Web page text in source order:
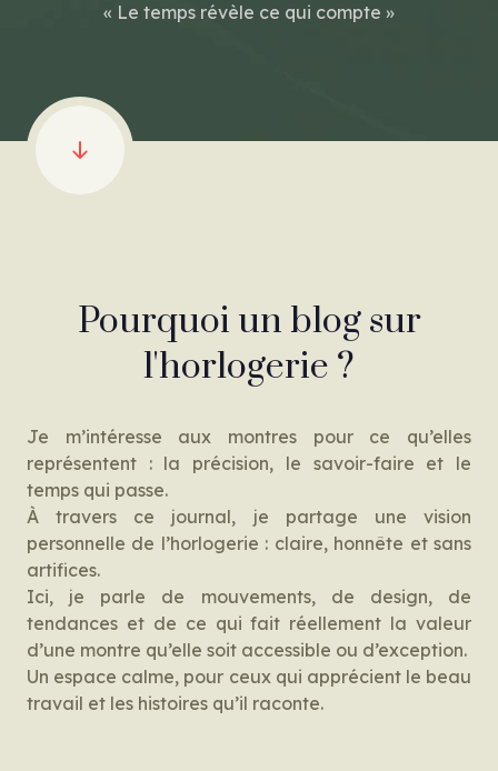
« Le temps révèle ce qui compte »
— DESCENDRE — ME DÉCOUVRIR
Pourquoi un blog sur
l'horlogerie ?
Je m’intéresse aux montres pour ce qu’elles
représentent : la précision, le savoir-faire et le
temps qui passe.
À travers ce journal, je partage une vision
personnelle de l’horlogerie : claire, honnête et sans
artifices.
Ici, je parle de mouvements, de design, de
tendances et de ce qui fait réellement la valeur
d’une montre qu’elle soit accessible ou d’exception.
Un espace calme, pour ceux qui apprécient le beau
travail et les histoires qu’il raconte.